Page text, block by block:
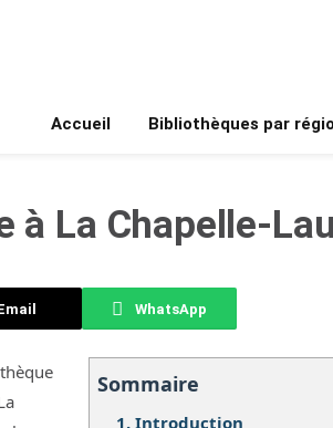
Accueil Bibliothèques par
à La Chapelle-
WhatsApp
Sommaire
1. Introduction